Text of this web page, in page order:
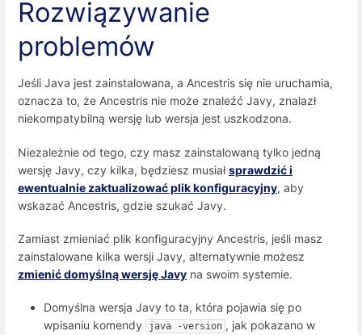
Rozwiązywanie
problemów
Jeśli Java jest zainstalowana, a Ancestris się nie uruchamia,
oznacza to, że Ancestris nie może znaleźć Javy, znalazł
niekompatybilną wersję lub wersja jest uszkodzona.
Niezależnie od tego, czy masz zainstalowaną tylko jedną
wersję Javy, czy kilka, będziesz musiałsprawdzić i
ewentualnie zaktualizować plik konfiguracyjny, aby
wskazać Ancestris, gdzie szukać Javy.
Zamiast zmieniać plik konfiguracyjny Ancestris, jeśli masz
zainstalowane kilka wersji Javy, alternatywnie możesz
zmienić domyślną wersję Javy na swoim systemie.
Domyślna wersja Javy to ta, która pojawia się po
wpisaniu komendy
java -version , jak pokazano w